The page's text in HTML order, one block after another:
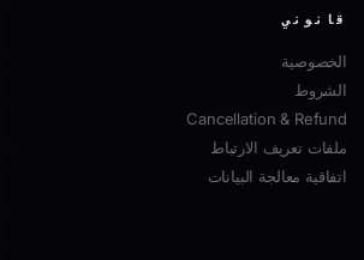
قانوني
الخصوصية
الشروط
Cancellation & Refund
ملفات تعريف الارتباط
اتفاقية معالجة البيانات